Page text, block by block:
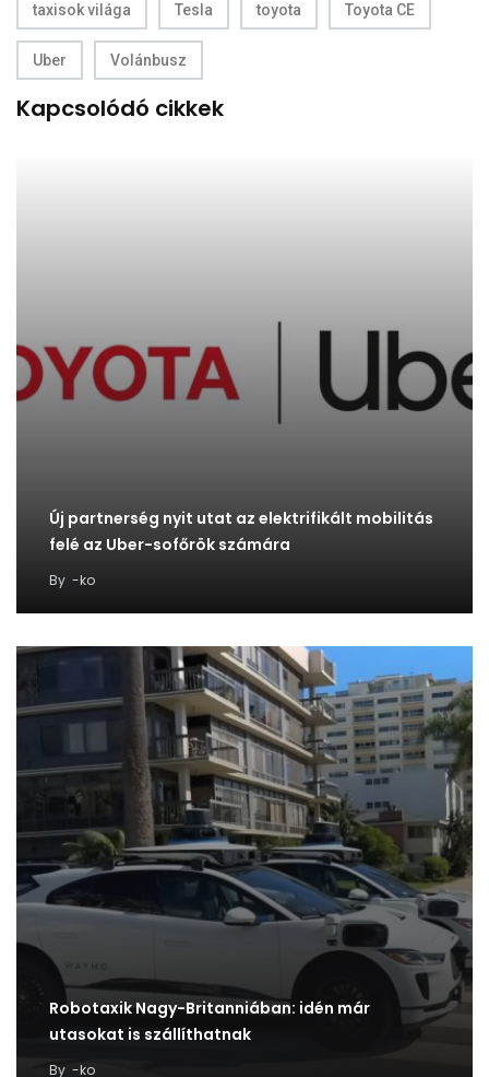
taxisok világa Tesla toyota Toyota CE
Uber Volánbusz
Kapcsolódó cikkek
Új partnerség nyit utat az elektrifikált mobilitás
felé az Uber-sofőrök számára
By -ko
Robotaxik Nagy-Britanniában: idén már
utasokat is szállíthatnak
By -ko